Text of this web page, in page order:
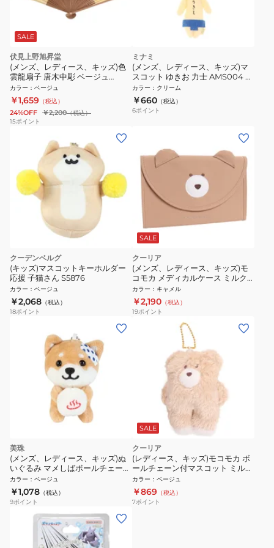
SALE
伏見上野旭昇堂
(メンズ、レディース、キッズ)色
雲龍扇子 唐木中彫 ベージュ
NT5752
カラー ： ベージュ
￥1,659 （税込）
24%OFF ￥2,200（税込）
15ポイント
ミナミ
(メンズ、レディース、キッズ)マ
スコット ゆきお 力士 AMS004 リ
キシ
カラー ： クリーム
￥660 （税込）
6ポイント
クーデンベルグ
(キッズ)マスコットキーホルダー
応援 子猫さん S5876
カラー ： ベージュ
￥2,068 （税込）
18ポイント
SALE
クーリア
(メンズ、レディース、キッズ)モ
コモカ メディカルケース ミルク
ティー QL 69675
カラー ： キャメル
￥2,190 （税込）
19ポイント
美珠
(メンズ、レディース、キッズ)ぬ
いぐるみ マメしばボールチェーン
温泉タマゴ TMR002
カラー ： ベージュ
￥1,078 （税込）
9ポイント
SALE
クーリア
(レディース、キッズ)モコモカ ボ
ールチェーン付マスコット ミルク
ティー 59806
カラー ： ベージュ
￥869 （税込）
7ポイント